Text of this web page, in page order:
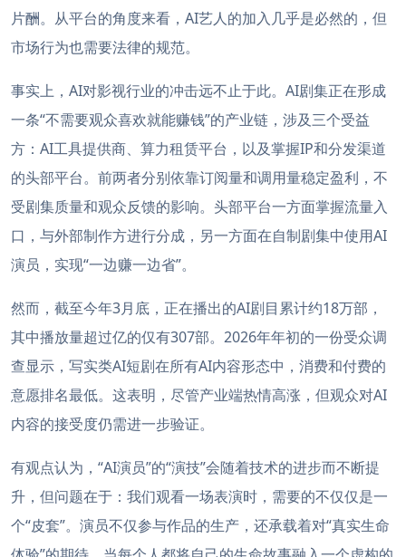
片酬。从平台的角度来看，AI艺人的加入几乎是必然的，但
市场行为也需要法律的规范。
事实上，AI对影视行业的冲击远不止于此。AI剧集正在形成
一条“不需要观众喜欢就能赚钱”的产业链，涉及三个受益
方：AI工具提供商、算力租赁平台，以及掌握IP和分发渠道
的头部平台。前两者分别依靠订阅量和调用量稳定盈利，不
受剧集质量和观众反馈的影响。头部平台一方面掌握流量入
口，与外部制作方进行分成，另一方面在自制剧集中使用AI
演员，实现“一边赚一边省”。
然而，截至今年3月底，正在播出的AI剧目累计约18万部，
其中播放量超过亿的仅有307部。2026年年初的一份受众调
查显示，写实类AI短剧在所有AI内容形态中，消费和付费的
意愿排名最低。这表明，尽管产业端热情高涨，但观众对AI
内容的接受度仍需进一步验证。
有观点认为，“AI演员”的“演技”会随着技术的进步而不断提
升，但问题在于：我们观看一场表演时，需要的不仅仅是一
个“皮套”。演员不仅参与作品的生产，还承载着对“真实生命